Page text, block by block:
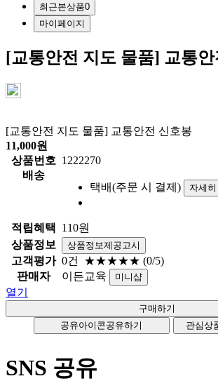
최근본상품0
마이페이지
[교통안전 지도 물품] 교통
[교통안전 지도 물품] 교통안전 신호봉
11,000원
상품번호 1222270
배송
택배(주문 시 결제)
자세히
적립혜택 110원
상품정보 상품정보제공고시
고객평가 0건 ★★★★★ (0/5)
판매자
이든교육 미니샵
열기
공유아이콘공유하기 관심상
SNS 공유